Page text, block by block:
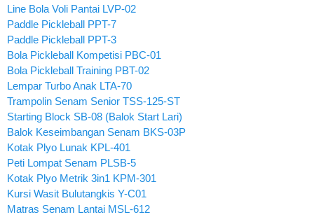
Line Bola Voli Pantai LVP-02
Paddle Pickleball PPT-7
Paddle Pickleball PPT-3
Bola Pickleball Kompetisi PBC-01
Bola Pickleball Training PBT-02
Lempar Turbo Anak LTA-70
Trampolin Senam Senior TSS-125-ST
Starting Block SB-08 (Balok Start Lari)
Balok Keseimbangan Senam BKS-03P
Kotak Plyo Lunak KPL-401
Peti Lompat Senam PLSB-5
Kotak Plyo Metrik 3in1 KPM-301
Kursi Wasit Bulutangkis Y-C01
Matras Senam Lantai MSL-612